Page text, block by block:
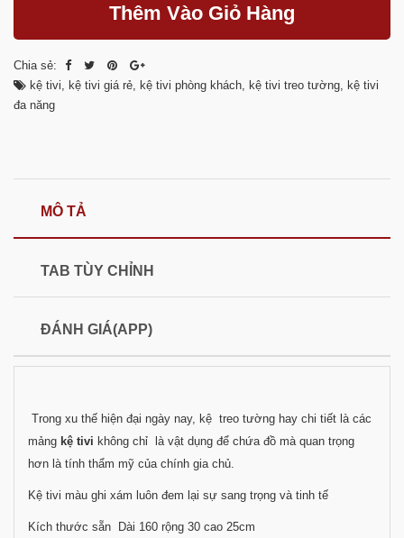
Thêm Vào Giỏ Hàng
Chia sẻ:
kệ tivi, kệ tivi giá rẻ, kệ tivi phòng khách, kệ tivi treo tường, kệ tivi
đa năng
MÔ TẢ
TAB TÙY CHỈNH
ĐÁNH GIÁ(APP)
Trong xu thế hiện đại ngày nay, kệ treo tường hay chi tiết là các
mảng kệ tivi không chỉ là vật dụng để chứa đồ mà quan trọng
hơn là tính thẩm mỹ của chính gia chủ.
Kệ tivi màu ghi xám luôn đem lại sự sang trọng và tinh tế
Kích thước sẵn Dài 160 rộng 30 cao 25cm